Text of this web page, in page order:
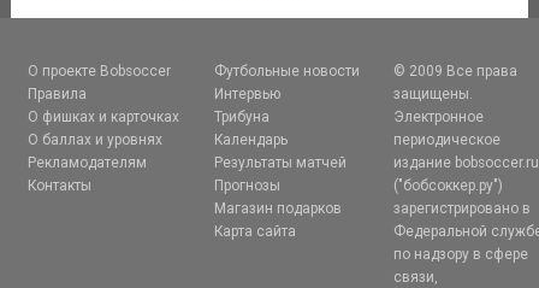
О проекте Bobsoccer
Правила
О фишках и карточках
О баллах и уровнях
Рекламодателям
Контакты
Футбольные новости
Интервью
Трибуна
Календарь
Результаты матчей
Прогнозы
Магазин подарков
Карта сайта
© 2009 Все права
защищены.
Электронное
периодическое
издание bobsoccer.ru
("бобсоккер.ру")
зарегистрировано в
Федеральной
по надзору в сфере
связи,